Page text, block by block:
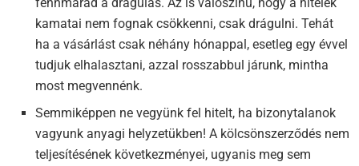
kamatai nem fognak csökkenni, csak drágulni. Tehát
ha a vásárlást csak néhány hónappal, esetleg egy évvel
tudjuk elhalasztani, azzal rosszabbul járunk, mintha
most megvennénk.
Semmiképpen ne vegyünk fel hitelt, ha bizonytalanok
vagyunk anyagi helyzetükben! A kölcsönszerződés nem
teljesítésének következményei, ugyanis meg sem